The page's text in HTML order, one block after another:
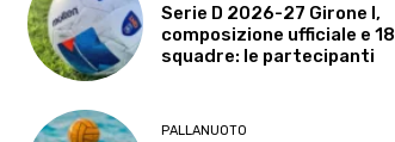
Serie D 2026-27 Girone I,
composizione ufficiale e 18
squadre: le partecipanti
PALLANUOTO